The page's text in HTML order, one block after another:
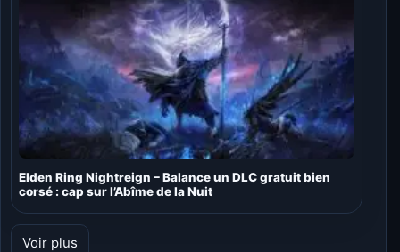
Elden Ring Nightreign – Balance un DLC gratuit bien
corsé : cap sur l’Abîme de la Nuit
Voir plus